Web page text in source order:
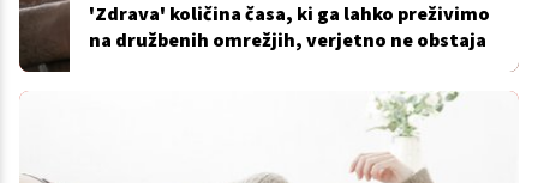
'Zdrava' količina časa, ki ga lahko preživimo
na družbenih omrežjih, verjetno ne obstaja